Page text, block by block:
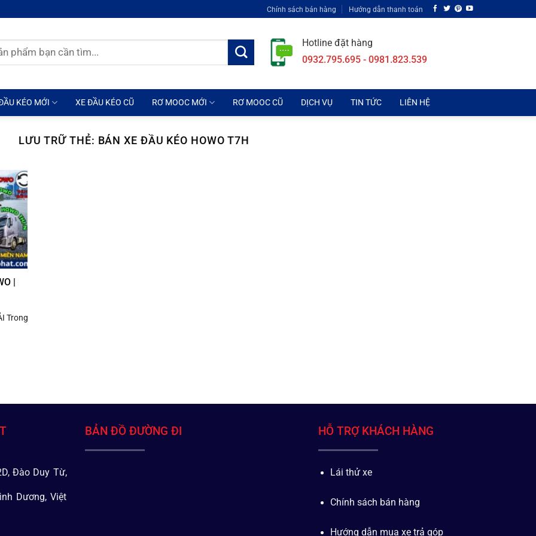
Chính sách bán hàng Hướng dẫn thanh toán
Hotline đặt hàng
0932.795.695 - 0981.823.539
KÉO MỚI XE ĐẦU KÉO CŨ RƠ MOOC MỚI RƠ MOOC CŨ DỊCH VỤ TIN TỨC LIÊN HỆ
LƯU TRỮ THẺ: BÁN XE ĐẦU KÉO HOWO T7H
|
Trong
Đào Duy Từ,
Dương, Việt
BẢN ĐỒ ĐƯỜNG ĐI HỖ TRỢ KHÁCH HÀNG
Lái thử xe
Chính sách bán hàng
Hướng dẫn mua xe trả góp